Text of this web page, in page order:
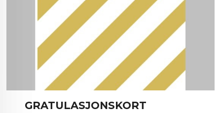
GRATULASJONSKORT